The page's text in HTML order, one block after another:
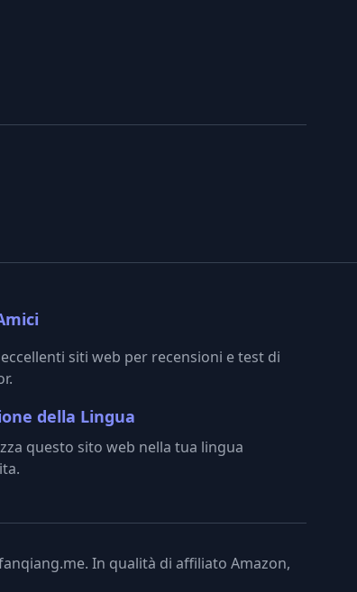
siti web per recensioni e test di
della Lingua
questo sito web nella tua lingua
In qualità di affiliato Amazon,